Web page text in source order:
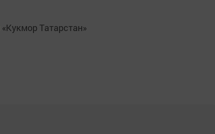
«Кукмор Татарстан»